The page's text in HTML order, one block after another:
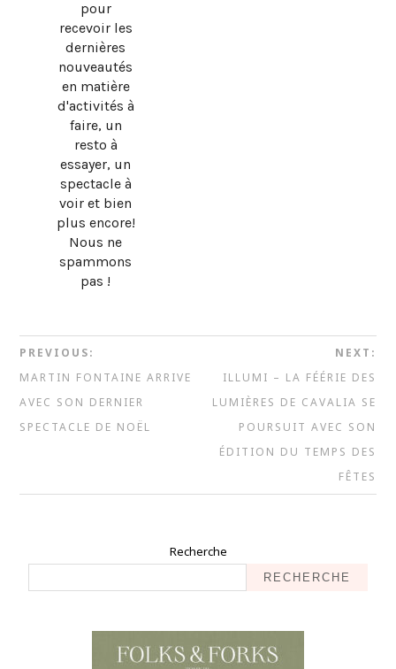
pour
recevoir les
dernières
nouveautés
en matière
d'activités à
faire, un
resto à
essayer, un
spectacle à
voir et bien
plus encore!
Nous ne
spammons
pas !
PREVIOUS:
MARTIN FONTAINE ARRIVE
AVEC SON DERNIER
SPECTACLE DE NOËL
NEXT:
ILLUMI – LA FÉÉRIE DES
LUMIÈRES DE CAVALIA SE
POURSUIT AVEC SON
ÉDITION DU TEMPS DES
FÊTES
Recherche
RECHERCHE